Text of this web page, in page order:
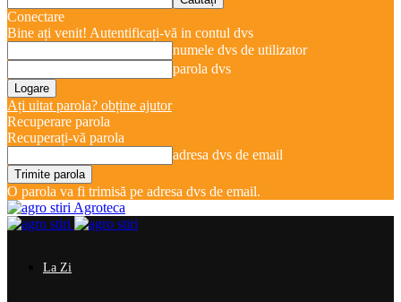
Conectare
Bine ați venit! Autentificați-vă in contul dvs
numele dvs de utilizator
parola dvs
Ați uitat parola? obține ajutor
Recuperare parola
Recuperați-vă parola
adresa dvs de email
O parola va fi trimisă pe adresa dvs de email.
Agroteca
La Zi